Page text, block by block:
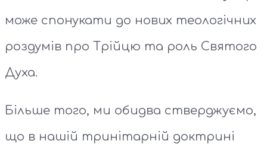
може спонукати до нових теологічних
роздумів про Трійцю та роль Святого
Духа.
Більше того, ми обидва стверджуємо,
що в нашій тринітарній доктрині